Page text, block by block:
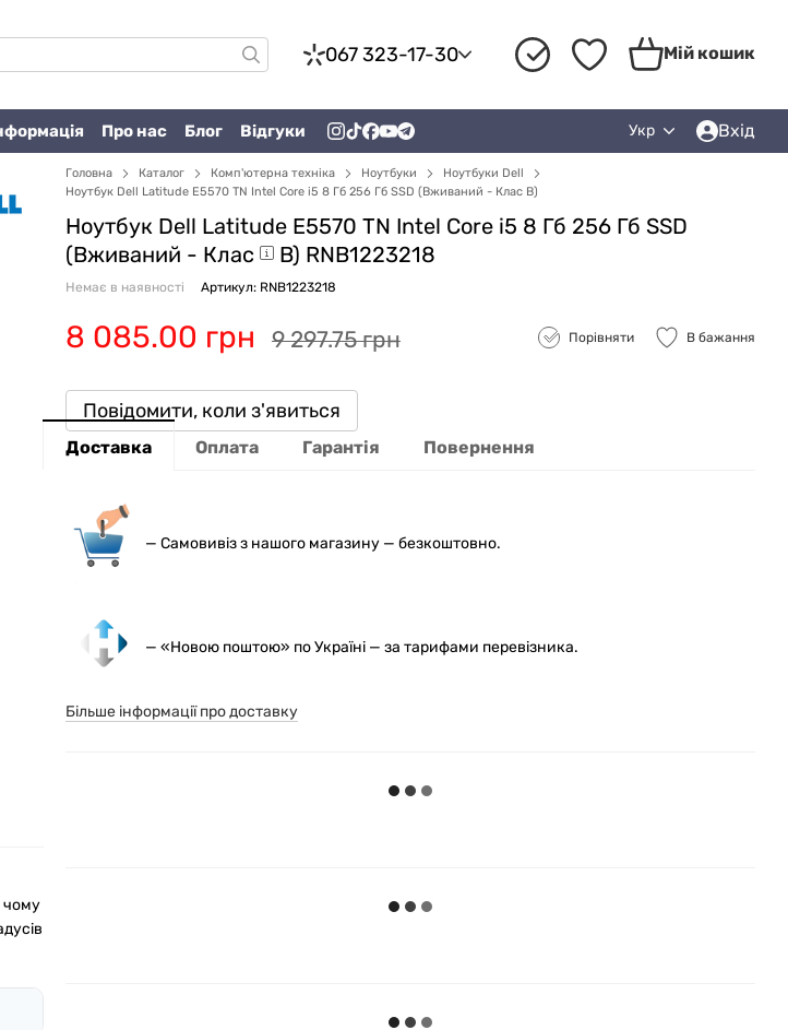
067 323-17-30 Мій кошик
Про нас Блог Відгуки Укр Вхід
чому
Головна Каталог Комп'ютерна техніка Ноутбуки
Ноутбуки Dell
Ноутбук Dell Latitude E5570 TN Intel Core i5 8 Гб 256 Гб SSD (Вживаний - Клас B)
Ноутбук Dell Latitude E5570 TN Intel Core i5 8 Гб 256 Гб SSD
(Вживаний - Клас B) RNB1223218
Немає в наявності Артикул: RNB1223218
8 085.00 грн 9 297.75 грн Порівняти В бажання
Повідомити, коли з'явиться
Доставка Оплата Гарантія Повернення
— Самовивіз з нашого магазину — безкоштовно.
— «Новою поштою» по Україні — за тарифами перевізника.
Більше інформації про доставку